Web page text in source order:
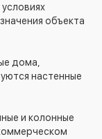
объекта
дома,
настенные
и колонные